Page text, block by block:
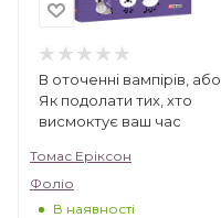
В оточенні вампірів, або
Як подолати тих, хто
висмоктує ваш час
Томас Еріксон
Фоліо
В наявності